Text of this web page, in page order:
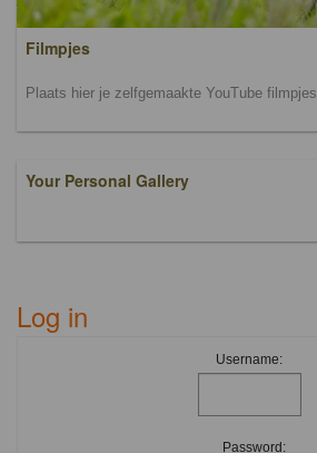
Filmpjes
Plaats hier je zelfgemaakte YouTube filmpjes
Your Personal Gallery
Log in
Username:
Password: